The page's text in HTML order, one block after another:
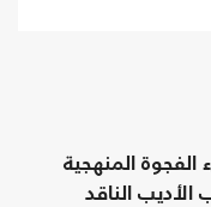
الفجوة المنهجية
الناقد